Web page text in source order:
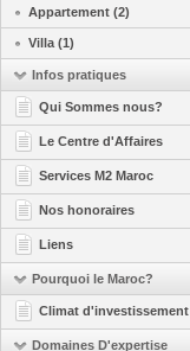
Appartement (2)
Villa (1)
Infos pratiques
Qui Sommes nous?
Le Centre d'Affaires
Services M2 Maroc
Nos honoraires
Liens
Pourquoi le Maroc?
Climat d'investissement
Domaines D'expertise